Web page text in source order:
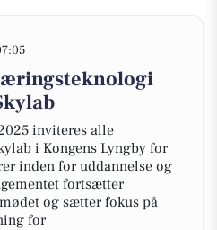
inviteres alle
i Kongens Lyngby for
inden for uddannelse og
fortsætter
og sætter fokus på
for